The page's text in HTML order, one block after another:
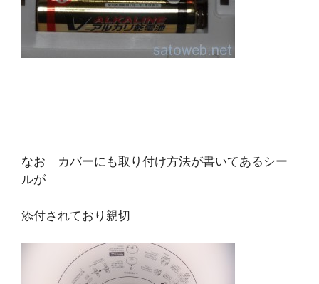
なお カバーにも取り付け方法が書いてあるシー
ルが
添付されており親切